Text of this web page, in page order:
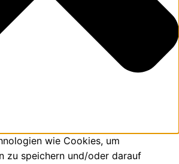
wie Cookies, um
zu speichern und/oder darauf